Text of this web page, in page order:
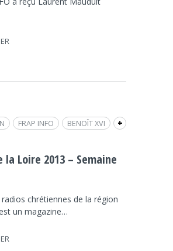
+
BENOÎT XVI
FRAP INFO
POLITIQUE
POLITIQUE
la Loire 2013 – Semaine
chrétiennes de la région
un magazine…